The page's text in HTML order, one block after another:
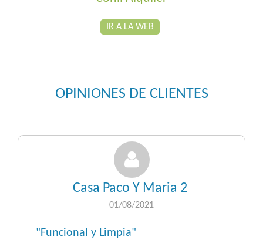
IR A LA WEB
OPINIONES DE CLIENTES
Casa Paco Y Maria 2
01/08/2021
"Funcional y Limpia"